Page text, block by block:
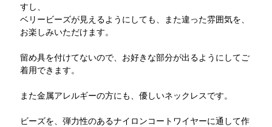
すし、
ベリービーズが見えるようにしても、また違った雰囲気を、
お楽しみいただけます。
留め具を付けてないので、お好きな部分が出るようにしてご
着用できます。
また金属アレルギーの方にも、優しいネックレスです。
ビーズを、弾力性のあるナイロンコートワイヤーに通して作